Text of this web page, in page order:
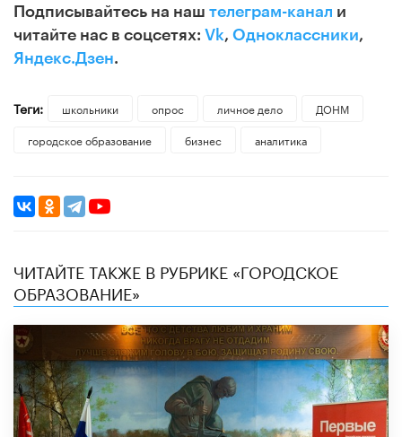
Подписывайтесь на наш телеграм-канал и
читайте нас в соцсетях: Vk, Одноклассники,
Яндекс.Дзен.
Теги: школьники опрос личное дело
ДОНМ
городское образование
бизнес аналитика
ЧИТАЙТЕ ТАКЖЕ В РУБРИКЕ «ГОРОДСКОЕ
ОБРАЗОВАНИЕ»